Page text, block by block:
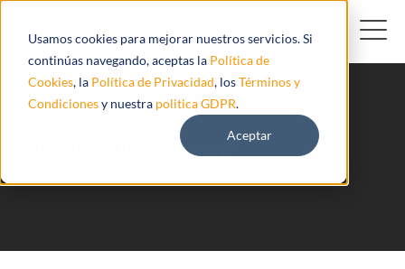
Usamos cookies para mejorar nuestros servicios. Si
continúas navegando, aceptas la Política de
Cookies, la Política de Privacidad, losTérminos y
Condicionesy nuestra politica GDPR.
Aceptar
LMU 200 Calamp